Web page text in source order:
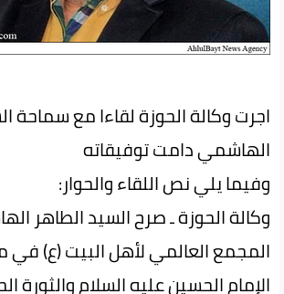
اجرت وكالة الحوزة لقاءا مع سماحة
الهاشمي دامت توفيقاته
وفيما يلي نص اللقاء والحوار:
وكالة الحوزة ـ صرح السيد الطاهر
المجمع العالمي لأهل البيت (ع)
الإمام الحسين عليه السلام